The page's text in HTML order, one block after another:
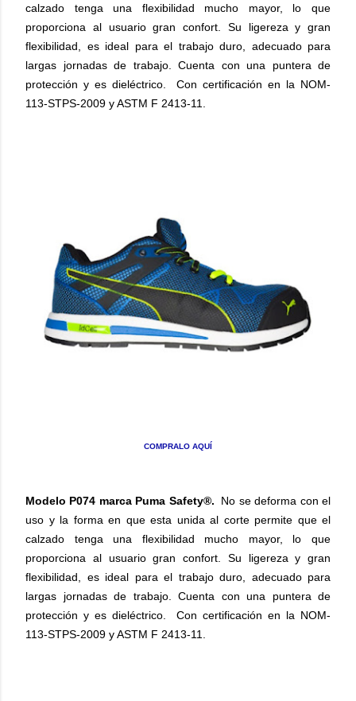
calzado tenga una flexibilidad mucho mayor, lo que
proporciona al usuario gran confort. Su ligereza y gran
flexibilidad, es ideal para el trabajo duro, adecuado para
largas jornadas de trabajo. Cuenta con una puntera de
protección y es dieléctrico. Con certificación en la NOM-
113-STPS-2009 y ASTM F 2413-11.
COMPRALO AQUÍ
Modelo P074 marca Puma Safety®. No se deforma con el
uso y la forma en que esta unida al corte permite que el
calzado tenga una flexibilidad mucho mayor, lo que
proporciona al usuario gran confort. Su ligereza y gran
flexibilidad, es ideal para el trabajo duro, adecuado para
largas jornadas de trabajo. Cuenta con una puntera de
protección y es dieléctrico. Con certificación en la NOM-
113-STPS-2009 y ASTM F 2413-11.